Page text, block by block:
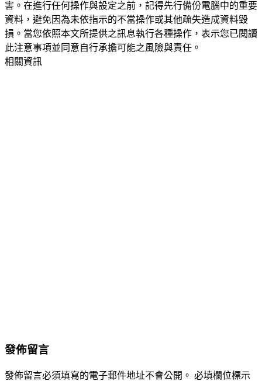
害。在進行任何操作與設定之前，記得先行備份電腦中的重要
資料，避免因為未依指示的不當操作或其他疏失造成資料毀
損。當您依照本文所提供之訊息執行各種操作，表示您已閱讀
此注意事項並同意自行承擔可能之風險與責任。
相關資訊
發佈留言
發佈留言必須填寫的電子郵件地址不會公開。 必填欄位標示